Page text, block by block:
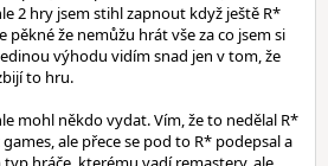
2 hry jsem stihl zapnout když ještě R*
pěkné že nemůžu hrát vše za co jsem si
výhodu vidím snad jen v tom, že
to hru.
mohl někdo vydat. Vím, že to nedělal R*
ale přece se pod to R* podepsal a